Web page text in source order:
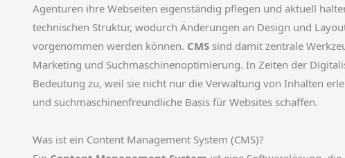
Agenturen ihre Webseiten eigenständig pflegen und aktuell
technischen Struktur, wodurch Änderungen an Design und
vorgenommen werden können. CMS sind damit zentrale
Marketing und Suchmaschinenoptimierung. In Zeiten der
Bedeutung zu, weil sie nicht nur die Verwaltung von Inhalten
und suchmaschinenfreundliche Basis für Websites schaffen.
Was ist ein Content Management System (CMS)?